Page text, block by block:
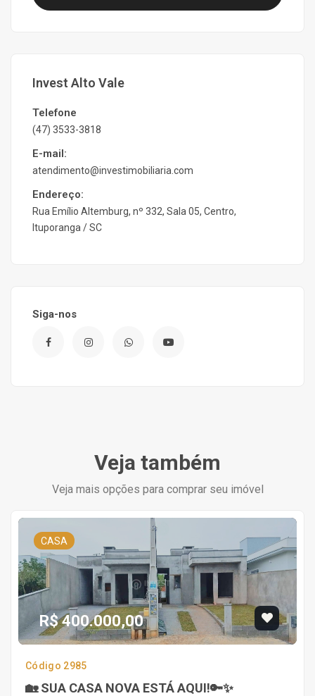
Invest Alto Vale
Telefone
(47) 3533-3818
E-mail:
atendimento@investimobiliaria.com
Endereço:
Rua Emílio Altemburg, nº 332, Sala 05, Centro,
Ituporanga / SC
Siga-nos
Veja também
Veja mais opções para comprar seu imóvel
CASA
R$ 400.000,00
Código 2985
🏡 SUA CASA NOVA ESTÁ AQUI!🔑✨